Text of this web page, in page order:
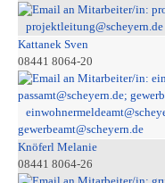
projektleitung@scheyern.de
Kattanek Sven
08441 8064-20
gewerbeamt@scheyern.de
Knöferl Melanie
08441 8064-26